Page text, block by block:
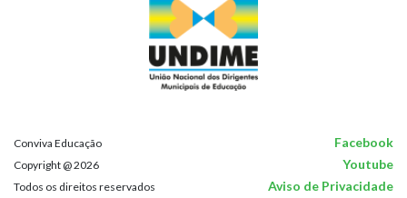
Conviva Educação Facebook
Copyright @ 2026 Youtube
Todos os direitos reservados
Aviso de Privacidade